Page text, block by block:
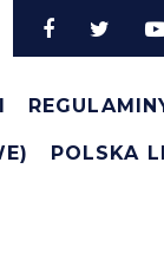
POLSKA